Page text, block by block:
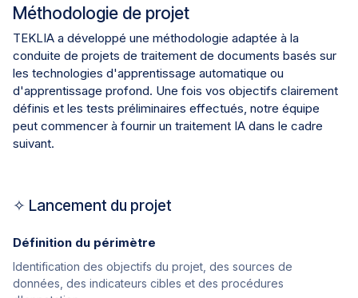
Méthodologie de projet
TEKLIA a développé une méthodologie adaptée à la
conduite de projets de traitement de documents basés sur
les technologies d'apprentissage automatique ou
d'apprentissage profond. Une fois vos objectifs clairement
définis et les tests préliminaires effectués, notre équipe
peut commencer à fournir un traitement IA dans le cadre
suivant.
✧ Lancement du projet
Définition du périmètre
Identification des objectifs du projet, des sources de
données, des indicateurs cibles et des procédures